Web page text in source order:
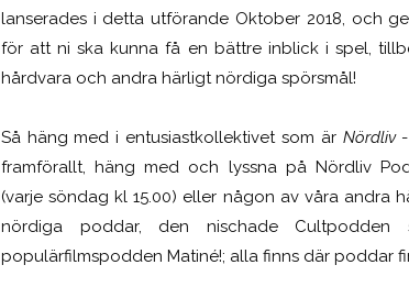
lanserades i detta utförande Oktober 2018, och
för att ni ska kunna få en bättre inblick i spel,
hårdvara och andra härligt nördiga spörsmål!
Så häng med i entusiastkollektivet som är Nördliv-
framförallt, häng med och lyssna på Nördliv
(varje söndag kl 15.00) eller någon av våra andra
nördiga poddar, den nischade Cultpodden
populärfilmspodden Matiné!; alla finns där poddar